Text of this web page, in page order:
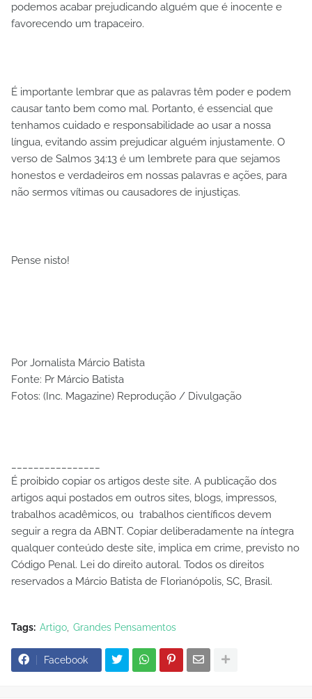
podemos acabar prejudicando alguém que é inocente e
favorecendo um trapaceiro.
É importante lembrar que as palavras têm poder e podem
causar tanto bem como mal. Portanto, é essencial que
tenhamos cuidado e responsabilidade ao usar a nossa
língua, evitando assim prejudicar alguém injustamente. O
verso de Salmos 34:13 é um lembrete para que sejamos
honestos e verdadeiros em nossas palavras e ações, para
não sermos vítimas ou causadores de injustiças.
Pense nisto!
Por Jornalista Márcio Batista
Fonte: Pr Márcio Batista
Fotos: (Inc. Magazine) Reprodução / Divulgação
É proibido copiar os artigos deste site. A publicação dos
artigos aqui postados em outros sites, blogs, impressos,
trabalhos acadêmicos, ou trabalhos científicos devem
seguir a regra da ABNT. Copiar deliberadamente na íntegra
qualquer conteúdo deste site, implica em crime, previsto no
Código Penal. Lei do direito autoral. Todos os direitos
reservados a Márcio Batista de Florianópolis, SC, Brasil.
Tags: Artigo Grandes Pensamentos
Facebook